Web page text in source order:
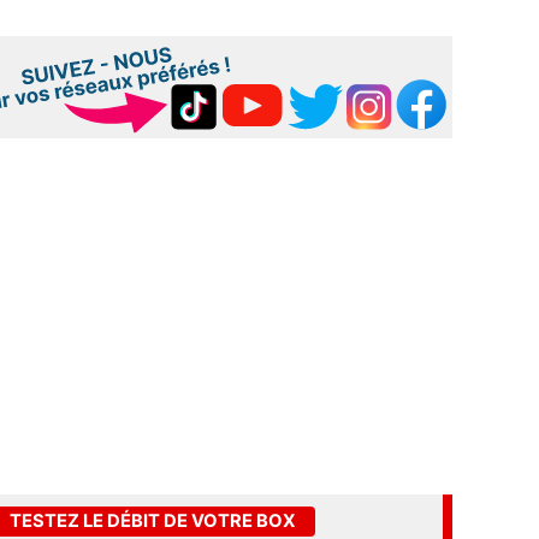
TESTEZ LE DÉBIT DE VOTRE BOX